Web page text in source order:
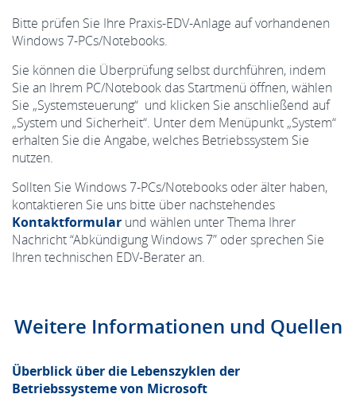
Bitte prüfen Sie Ihre Praxis-EDV-Anlage auf vorhandenen
Windows 7-PCs/Notebooks.
Sie können die Überprüfung selbst durchführen, indem
Sie an Ihrem PC/Notebook das Startmenü öffnen, wählen
Sie „Systemsteuerung“ und klicken Sie anschließend auf
„System und Sicherheit“. Unter dem Menüpunkt „System“
erhalten Sie die Angabe, welches Betriebssystem Sie
nutzen.
Sollten Sie Windows 7-PCs/Notebooks oder älter haben,
kontaktieren Sie uns bitte über nachstehendes
Kontaktformular und wählen unter Thema Ihrer
Nachricht “Abkündigung Windows 7” oder sprechen Sie
Ihren technischen EDV-Berater an.
Weitere Informationen und Quellen
Überblick über die Lebenszyklen der
Betriebssysteme von Microsoft